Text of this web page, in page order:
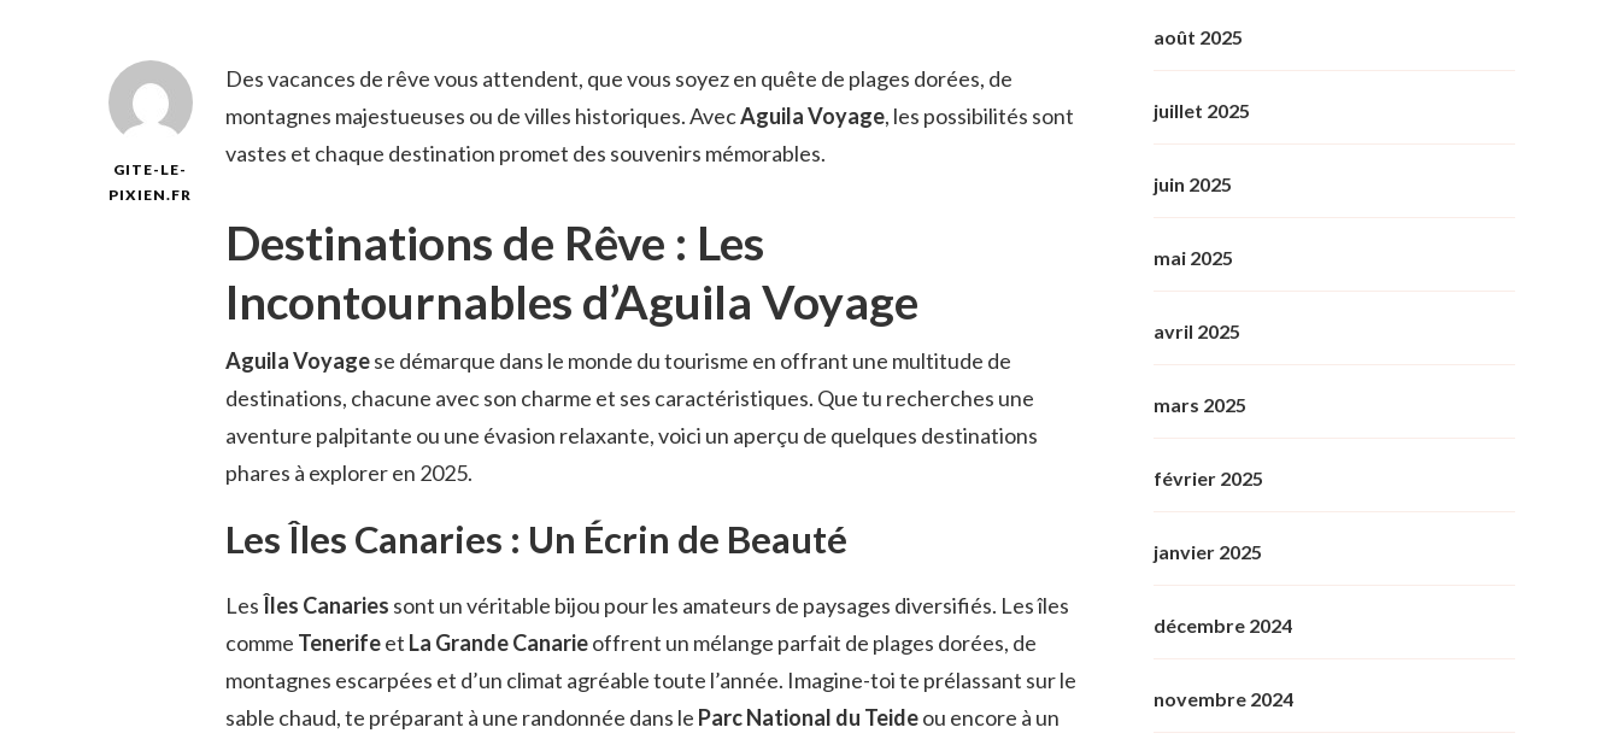
GITE-LE-
PIXIEN.FR
Des vacances de rêve vous attendent, que vous soyez en quête de plages dorées, de
montagnes majestueuses ou de villes historiques. AvecAguila Voyage, les possibilités sont
vastes et chaque destination promet des souvenirs mémorables.
Destinations de Rêve : Les
Incontournables d’Aguila Voyage
Aguila Voyagese démarque dans le monde du tourisme en offrant une multitude de
destinations, chacune avec son charme et ses caractéristiques. Que tu recherches une
aventure palpitante ou une évasion relaxante, voici un aperçu de quelques destinations
phares à explorer en 2025.
Les Îles Canaries : Un Écrin de Beauté
Les Îles Canaries sont un véritable bijou pour les amateurs de paysages diversifiés. Les îles
comme Tenerifeet La Grande Canarieoffrent un mélange parfait de plages dorées, de
montagnes escarpées et d’un climat agréable toute l’année. Imagine-toi te prélassant sur le
sable chaud, te préparant à une randonnée dans le Parc National du Teideou encore à un
août 2025
juillet 2025
juin 2025
mai 2025
avril 2025
mars 2025
février 2025
janvier 2025
décembre 2024
novembre 2024